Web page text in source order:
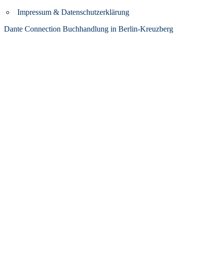
Impressum & Datenschutzerklärung
Dante Connection Buchhandlung in Berlin-Kreuzberg